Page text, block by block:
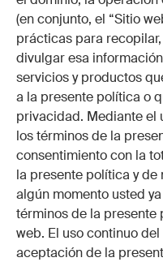
(en conjunto, el “Sitio
prácticas para
divulgar esa
servicios y productos
a la presente política o
privacidad. Mediante el
los términos de la
consentimiento con la
la presente política y de
algún momento usted
términos de la presente
web. El uso continuo
aceptación de la